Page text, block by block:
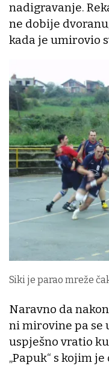
nadigravanje.
ne dobije
kada je umirovio
Siki je parao mreže
Naravno da
ni mirovine pa se
uspješno vratio
„Papuk“ s kojim